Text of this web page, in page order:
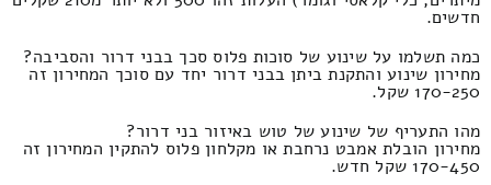
חדשים.
כמה תשלמו על שינוע של סוכות פלוס סכך בבני דרור והסביבה?
מחירון שינוע והתקנת ביתן בבני דרור יחד עם סוכך המחירון זה
170-250 שקל.
מהו התעריף של שינוע של טוש באיזור בני דרור?
מחירון הובלת אמבט נרחבת או מקלחון פלוס להתקין המחירון זה
170-450 שקל חדש.